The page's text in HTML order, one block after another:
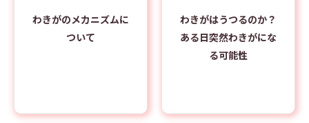
わきがのメカニズムに
ついて
わきがはうつるのか？
ある日突然わきがにな
る可能性